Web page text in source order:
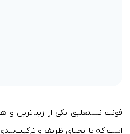
فونت نستعلیق یکی از زیباترین و
است که با انحنای ظریف و